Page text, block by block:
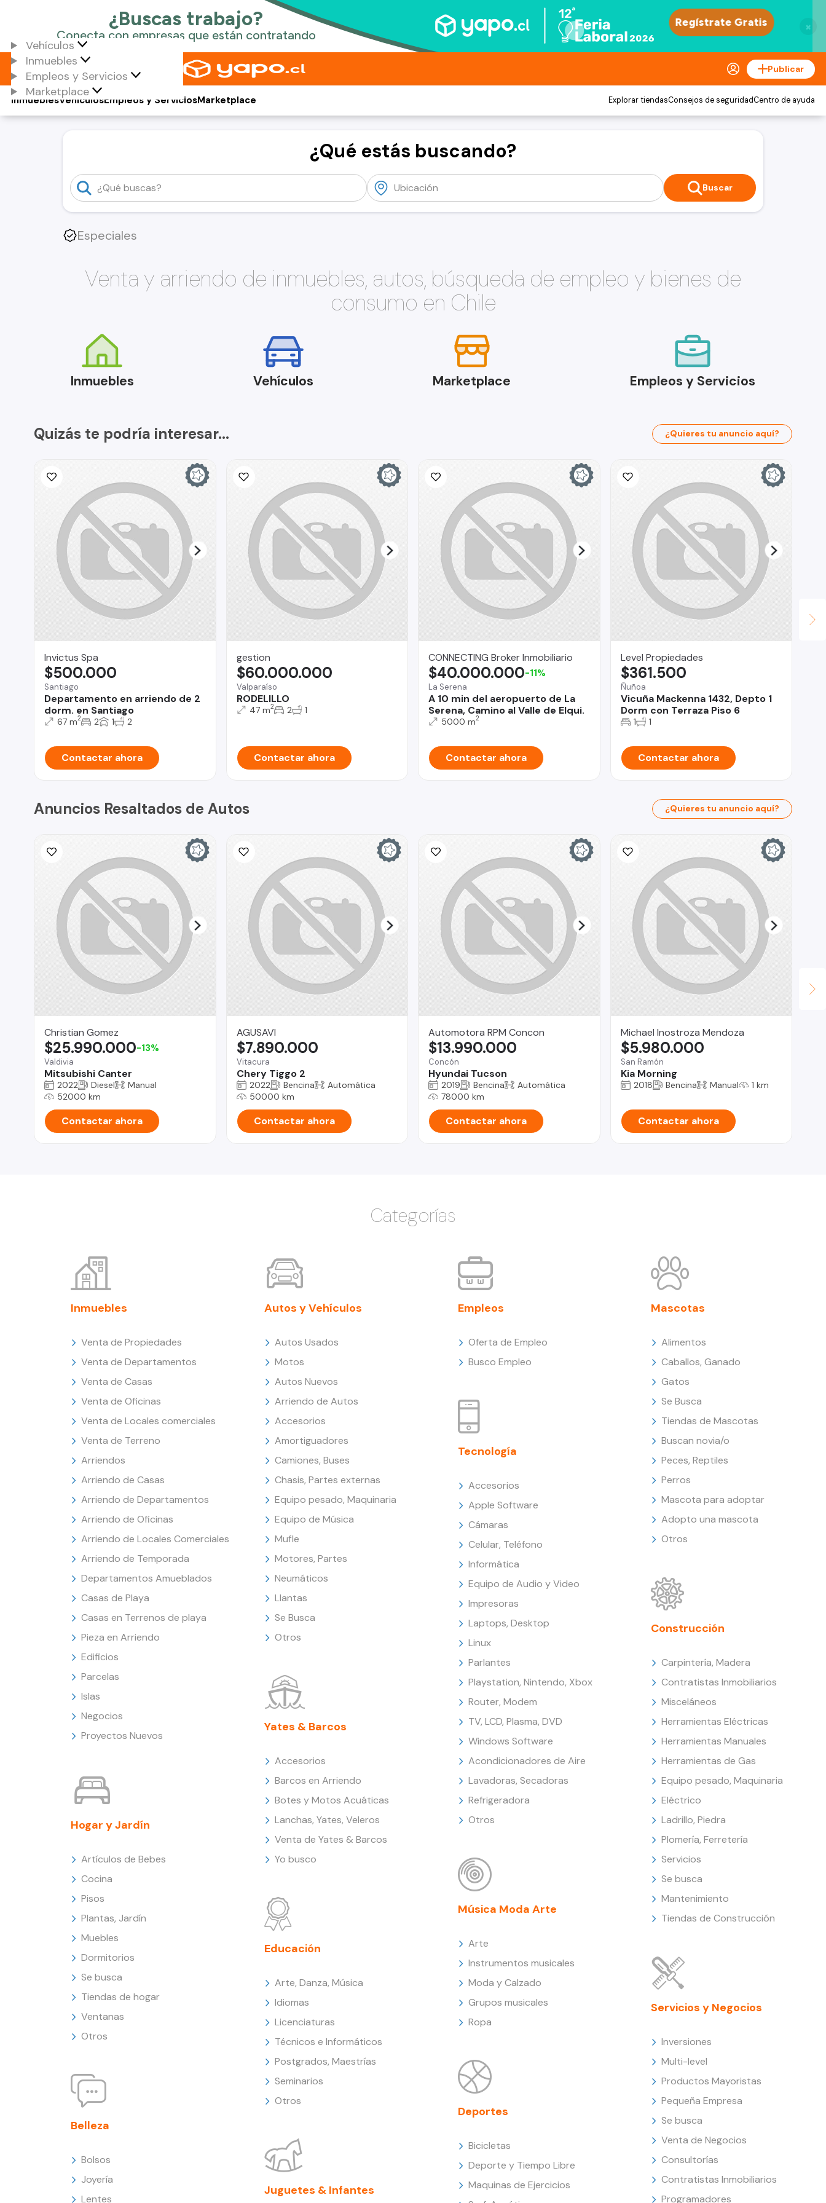
×
Vehículos
Inmuebles
Empleos y Servicios
Marketplace
Publicar
Vehículos
Inmuebles Empleos y ServiciosMarketplace Explorar tiendasConsejos de seguridadCentro de ayuda
¿Qué estás buscando?
Buscar
Especiales
Venta y arriendo de inmuebles, autos, búsqueda de empleo y bienes de
consumo en Chile
Inmuebles Vehículos Marketplace Empleos y Servicios
Quizás te podría interesar... ¿Quieres tu anuncio aquí?
Invictus Spa
Santiago
Departamento en arriendo de 2
dorm. en Santiago
$500.000
67 m2 2 1 2
Contactar ahora
gestion
Valparaíso
RODELILLO
$60.000.000
47 m2 2 1
Contactar ahora
CONNECTING Broker Inmobiliario
La Serena
A 10 min del aeropuerto de La
Serena, Camino al Valle de Elqui.
$40.000.000-11%
5000 m2
Contactar ahora
Level Propiedades
Ñuñoa
Vicuña Mackenna 1432, Depto 1
Dorm con Terraza Piso 6
$361.500
1 1
Contactar ahora
Anuncios Resaltados de Autos ¿Quieres tu anuncio aquí?
Christian Gomez
Valdivia
Mitsubishi Canter
$25.990.000-13%
2022 Diesel
Manual
52000 km
Contactar ahora
AGUSAVI
Vitacura
Chery Tiggo 2
$7.890.000
2022 Bencina
Automática
50000 km
Contactar ahora
Automotora RPM Concon
Concón
Hyundai Tucson
$13.990.000
2019 Bencina
Automática
78000 km
Contactar ahora
Michael Inostroza Mendoza
San Ramón
Kia Morning
$5.980.000
2018 Bencina Manual 1 km
Contactar ahora
Categorías
Inmuebles
Venta de Propiedades
Venta de Departamentos
Venta de Casas
Venta de Oficinas
Venta de Locales comerciales
Venta de Terreno
Arriendos
Arriendo de Casas
Arriendo de Departamentos
Arriendo de Oficinas
Arriendo de Locales Comerciales
Arriendo de Temporada
Departamentos Amueblados
Casas de Playa
Casas en Terrenos de playa
Pieza en Arriendo
Edificios
Parcelas
Islas
Negocios
Proyectos Nuevos
Hogar y Jardín
Artículos de Bebes
Cocina
Pisos
Plantas, Jardín
Muebles
Dormitorios
Se busca
Tiendas de hogar
Ventanas
Otros
Belleza
Bolsos
Joyería
Lentes
Autos y Vehículos
Autos Usados
Motos
Autos Nuevos
Arriendo de Autos
Accesorios
Amortiguadores
Camiones, Buses
Chasis, Partes externas
Equipo pesado, Maquinaria
Equipo de Música
Mufle
Motores, Partes
Neumáticos
Llantas
Se Busca
Otros
Yates & Barcos
Accesorios
Barcos en Arriendo
Botes y Motos Acuáticas
Lanchas, Yates, Veleros
Venta de Yates & Barcos
Yo busco
Educación
Arte, Danza, Música
Idiomas
Licenciaturas
Técnicos e Informáticos
Postgrados, Maestrías
Seminarios
Otros
Juguetes & Infantes
Empleos
Oferta de Empleo
Busco Empleo
Tecnología
Accesorios
Apple Software
Cámaras
Celular, Teléfono
Informática
Equipo de Audio y Video
Impresoras
Laptops, Desktop
Linux
Parlantes
Playstation, Nintendo, Xbox
Router, Modem
TV, LCD, Plasma, DVD
Windows Software
Acondicionadores de Aire
Lavadoras, Secadoras
Refrigeradora
Otros
Música Moda Arte
Arte
Instrumentos musicales
Moda y Calzado
Grupos musicales
Ropa
Deportes
Bicicletas
Deporte y Tiempo Libre
Maquinas de Ejercicios
Mascotas
Alimentos
Caballos, Ganado
Gatos
Se Busca
Tiendas de Mascotas
Buscan novia/o
Peces, Reptiles
Perros
Mascota para adoptar
Adopto una mascota
Otros
Construcción
Carpintería, Madera
Contratistas Inmobiliarios
Misceláneos
Herramientas Eléctricas
Herramientas Manuales
Herramientas de Gas
Equipo pesado, Maquinaria
Eléctrico
Ladrillo, Piedra
Plomería, Ferretería
Servicios
Se busca
Mantenimiento
Tiendas de Construcción
Servicios y Negocios
Inversiones
Multi-level
Productos Mayoristas
Pequeña Empresa
Se busca
Venta de Negocios
Consultorías
Contratistas Inmobiliarios
Programadores